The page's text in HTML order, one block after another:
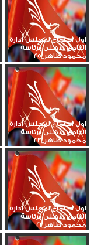
اول اجتماع لمجلس ادارة
النادى الاهلى برئاسة
محمود طاهر_25
اول اجتماع لمجلس ادارة
النادى الاهلى برئاسة
محمود طاهر_23
اول اجتماع لمجلس ادارة
النادى الاهلى برئاسة
محمود طاهر_21